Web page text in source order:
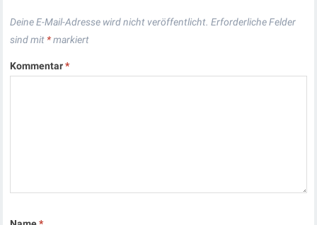
Deine E-Mail-Adresse wird nicht veröffentlicht. Erforderliche Felder
sind mit *markiert
Kommentar*